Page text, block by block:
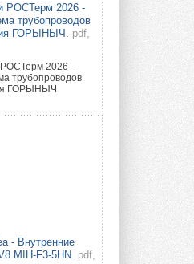
РОСТерм 2026 -
трубопроводов
ГОРЫНЫЧ.
pdf,
РОСТерм 2026 -
трубопроводов
ГОРЫНЫЧ
- Внутренние
MIH-F3-5HN.
pdf,